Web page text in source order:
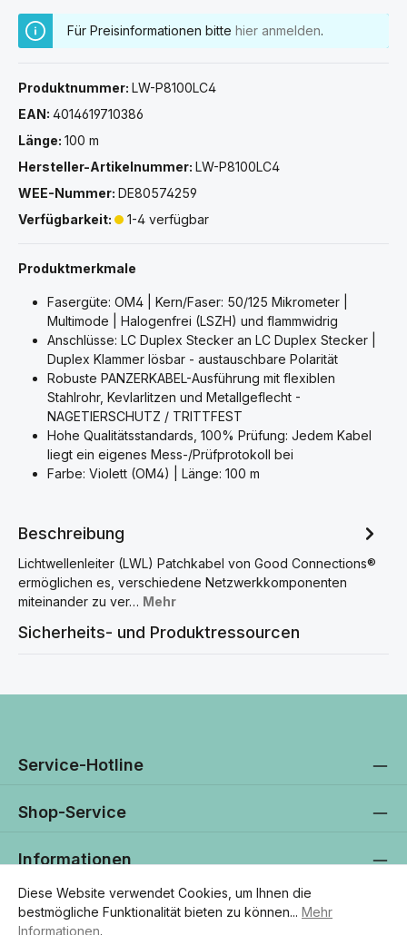
Für Preisinformationen bitte hier anmelden.
Produktnummer: LW-P8100LC4
EAN: 4014619710386
Länge: 100 m
Hersteller-Artikelnummer: LW-P8100LC4
WEE-Nummer: DE80574259
Verfügbarkeit:
1-4 verfügbar
Produktmerkmale
Fasergüte: OM4 | Kern/Faser: 50/125 Mikrometer |
Multimode | Halogenfrei (LSZH) und flammwidrig
Anschlüsse: LC Duplex Stecker an LC Duplex Stecker |
Duplex Klammer lösbar - austauschbare Polarität
Robuste PANZERKABEL-Ausführung mit flexiblen
Stahlrohr, Kevlarlitzen und Metallgeflecht -
NAGETIERSCHUTZ / TRITTFEST
Hohe Qualitätsstandards, 100% Prüfung: Jedem Kabel
liegt ein eigenes Mess-/Prüfprotokoll bei
Farbe: Violett (OM4) | Länge: 100 m
Beschreibung
Lichtwellenleiter (LWL) Patchkabel von Good Connections®
ermöglichen es, verschiedene Netzwerkkomponenten
miteinander zu ver… Mehr
Sicherheits- und Produktressourcen
Service-Hotline
Shop-Service
Informationen
Newsletter
Diese Website verwendet Cookies, um Ihnen die
bestmögliche Funktionalität bieten zu können... Mehr
Informationen.